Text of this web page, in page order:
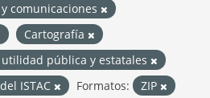
comunicaciones
Cartografía
utilidad pública y estatales
ISTAC Formatos:
ZIP